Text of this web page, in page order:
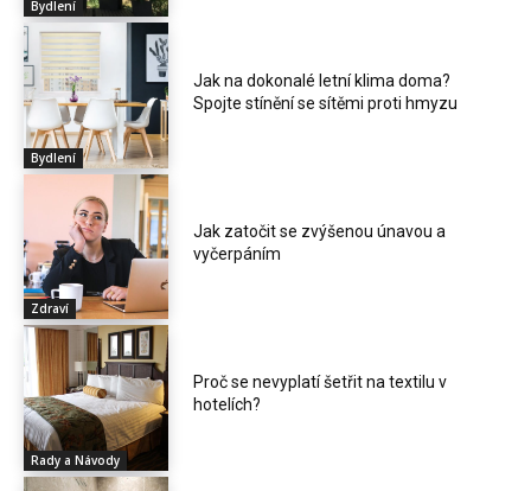
Bydlení
Bydlení
Jak na dokonalé letní klima doma?
Spojte stínění se sítěmi proti hmyzu
Zdraví
Jak zatočit se zvýšenou únavou a
vyčerpáním
Rady a Návody
Proč se nevyplatí šetřit na textilu v
hotelích?